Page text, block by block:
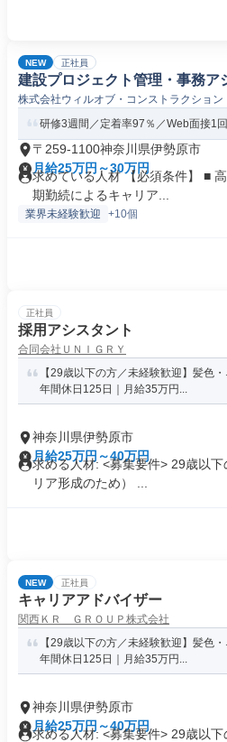
NEW 正社員
建設プロジェクト管理・事務ア
株式会社ウィルオブ・コンストラクション
研修3週間／定着率97％／Web面接1回
〒259-1100神奈川県伊勢原市
月給25万円～30万円
求めている人材 【必須条件】 ■
期勤続によるキャリア...
業界未経験歓迎 +10個
正社員
採用アシスタント
合同会社ＵＮＩＧＲＹ
【29歳以下の方／未経験歓迎】髪色
年間休日125日｜月給35万円...
神奈川県伊勢原市
月給25万円～40万円
求める人材: <募集要件> 29歳以
リア形成のため） ...
NEW 正社員
キャリアアドバイザー
関西ＫＲ ＧＲＯＵＰ株式会社
【29歳以下の方／未経験歓迎】髪色
年間休日125日｜月給35万円...
神奈川県伊勢原市
月給25万円～40万円
求める人材: <募集要件> 29歳以